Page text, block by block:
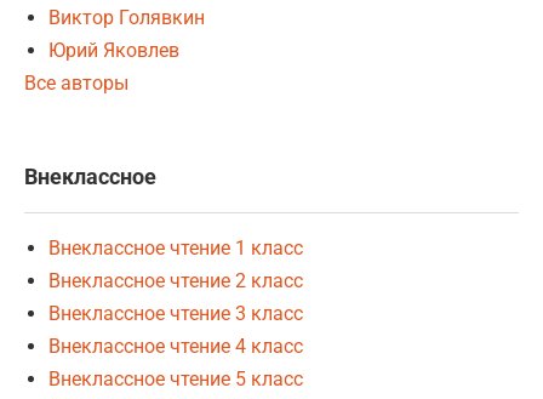
Виктор Голявкин
Юрий Яковлев
Все авторы
Внеклассное
Внеклассное чтение 1 класс
Внеклассное чтение 2 класс
Внеклассное чтение 3 класс
Внеклассное чтение 4 класс
Внеклассное чтение 5 класс